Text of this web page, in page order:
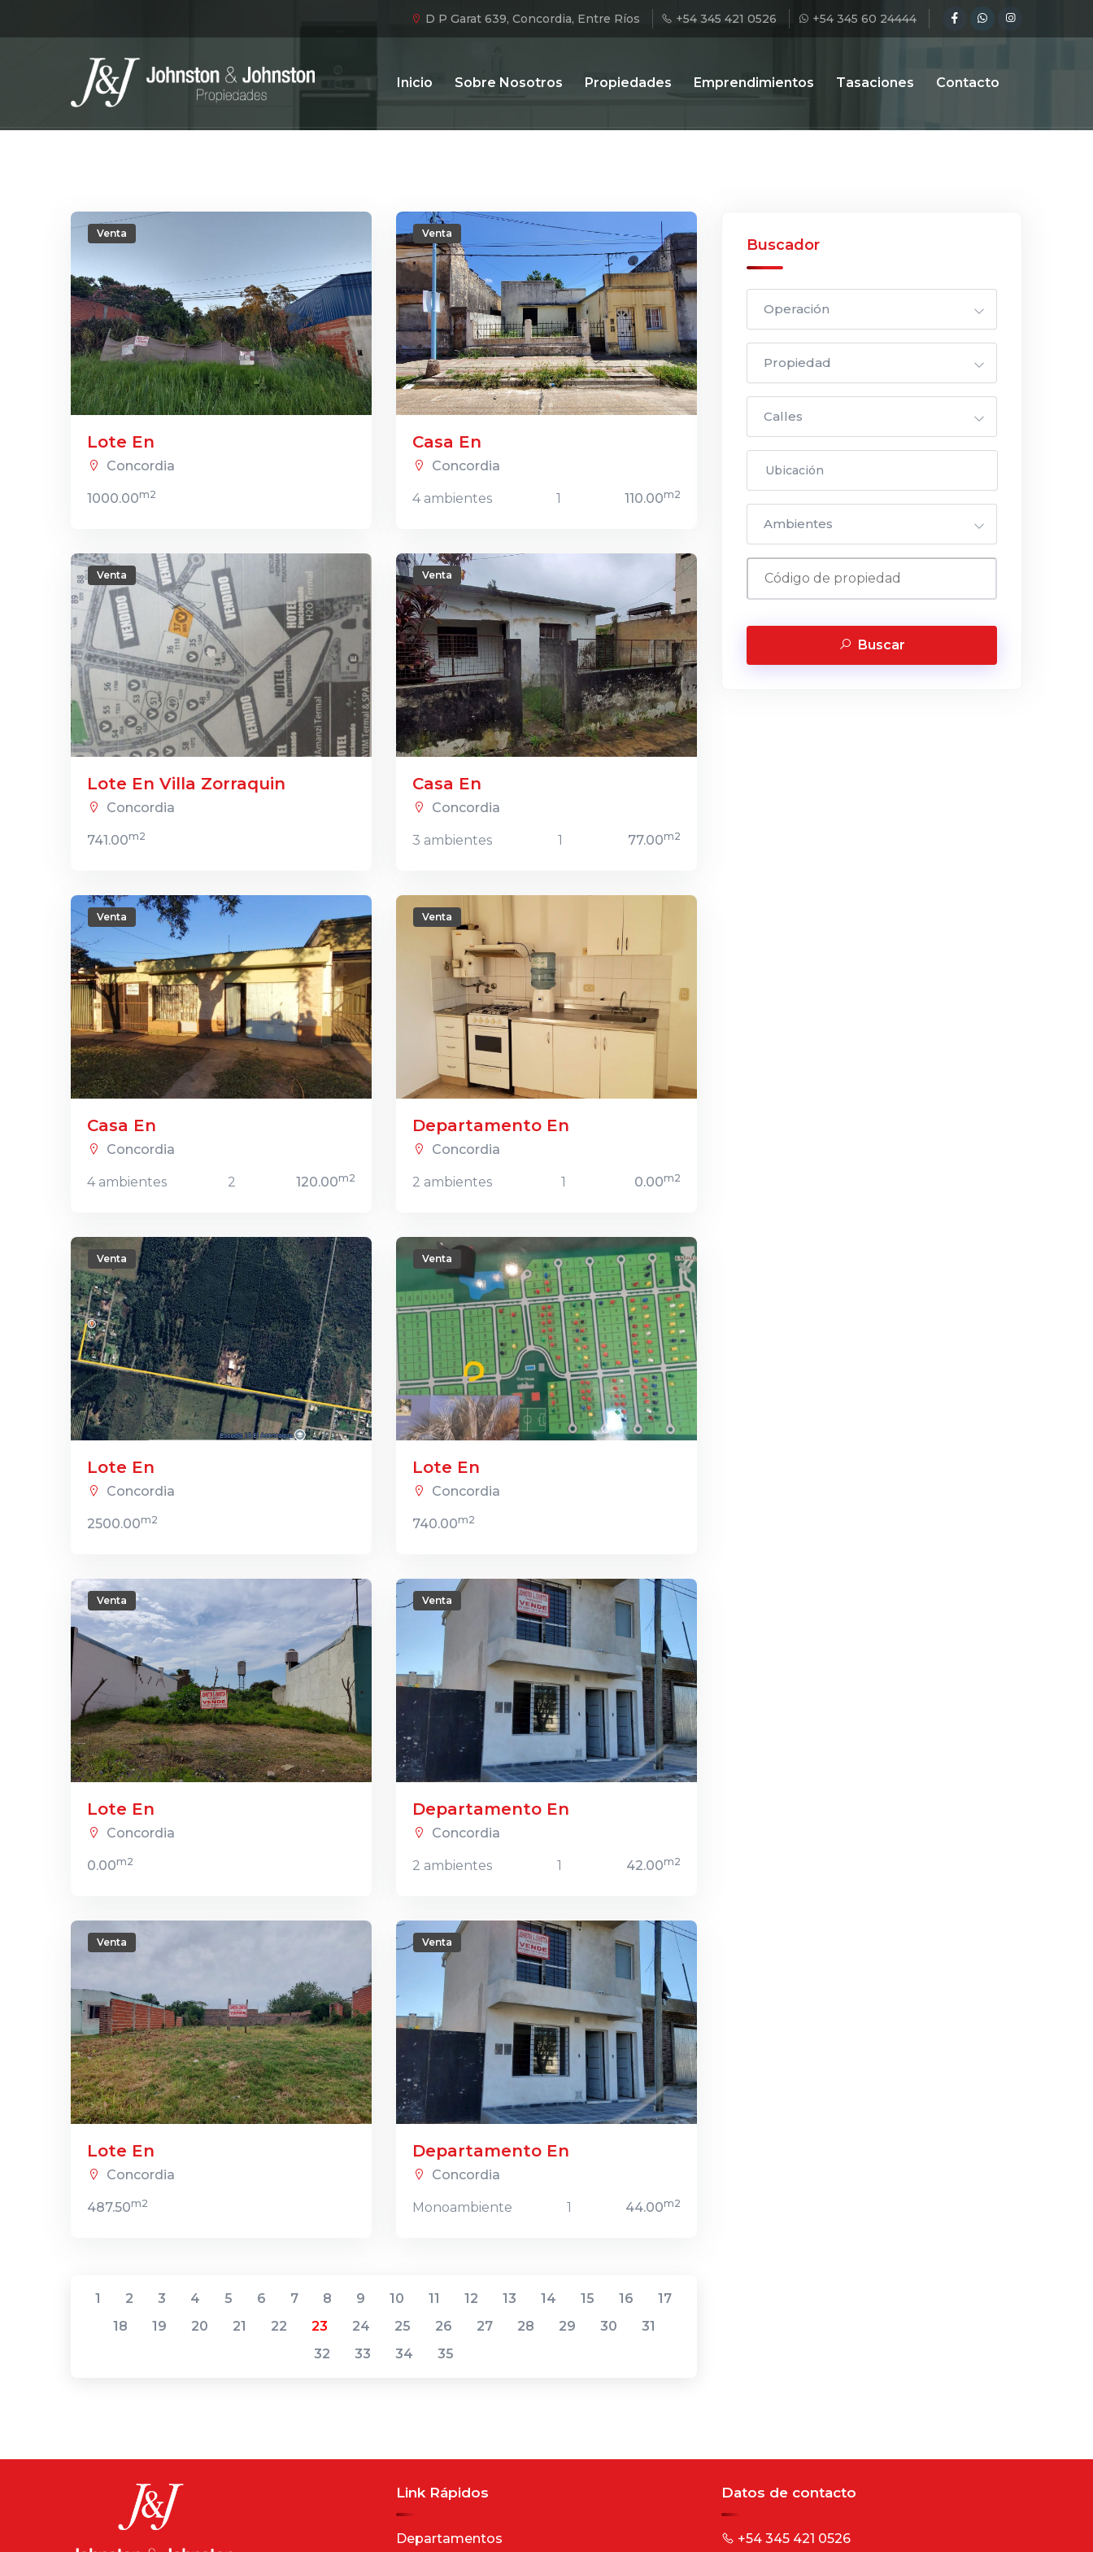
D P Garat 639, Concordia, Entre Ríos +54 345 421 0526 +54 345 60 24444
Inicio Sobre Nosotros Propiedades Emprendimientos Tasaciones Contacto
Venta
Lote En
Concordia
1000.00m2
Venta
Casa En
Concordia
4 ambientes 1 110.00m2
Venta
Lote En Villa Zorraquin
Concordia
741.00m2
Venta
Casa En
Concordia
3 ambientes 1 77.00m2
Venta
Casa En
Concordia
4 ambientes 2 120.00m2
Venta
Departamento En
Concordia
2 ambientes 1 0.00m2
Venta
Lote En
Concordia
2500.00m2
Venta
Lote En
Concordia
740.00m2
Venta
Lote En
Concordia
0.00m2
Venta
Departamento En
Concordia
2 ambientes 1 42.00m2
Venta
Lote En
Concordia
487.50m2
Venta
Departamento En
Concordia
Monoambiente 1 44.00m2
1 2 3 4 5 6 7 8 9 10 11 12 13 14 15 16
17
18
19 20 21 22 23 24 25 26 27 28 29 30
31
32
33 34 35
Buscador
Operación
Propiedad
Calles
Ambientes
Buscar
Link Rápidos
Departamentos
Datos de contacto
+54 345 421 0526